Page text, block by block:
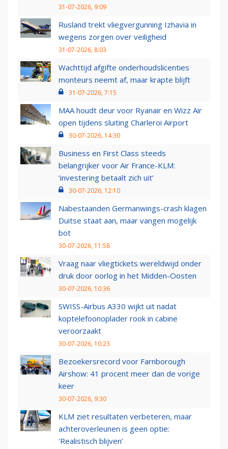
31-07-2026, 9:09
Rusland trekt vliegvergunning Izhavia in
wegens zorgen over veiligheid
31-07-2026, 8:03
Wachttijd afgifte onderhoudslicenties
monteurs neemt af, maar krapte blijft
31-07-2026, 7:15
MAA houdt deur voor Ryanair en Wizz Air
open tijdens sluiting Charleroi Airport
30-07-2026, 14:30
Business en First Class steeds
belangrijker voor Air France-KLM:
‘investering betaalt zich uit’
30-07-2026, 12:10
Nabestaanden Germanwings-crash klagen
Duitse staat aan, maar vangen mogelijk
bot
30-07-2026, 11:58
Vraag naar vliegtickets wereldwijd onder
druk door oorlog in het Midden-Oosten
30-07-2026, 10:36
SWISS-Airbus A330 wijkt uit nadat
koptelefoonoplader rook in cabine
veroorzaakt
30-07-2026, 10:23
Bezoekersrecord voor Farnborough
Airshow: 41 procent meer dan de vorige
keer
30-07-2026, 9:30
KLM ziet resultaten verbeteren, maar
achteroverleunen is geen optie:
‘Realistisch blijven’